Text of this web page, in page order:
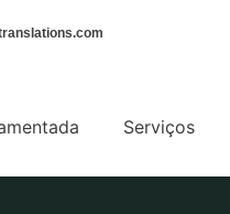
Serviços